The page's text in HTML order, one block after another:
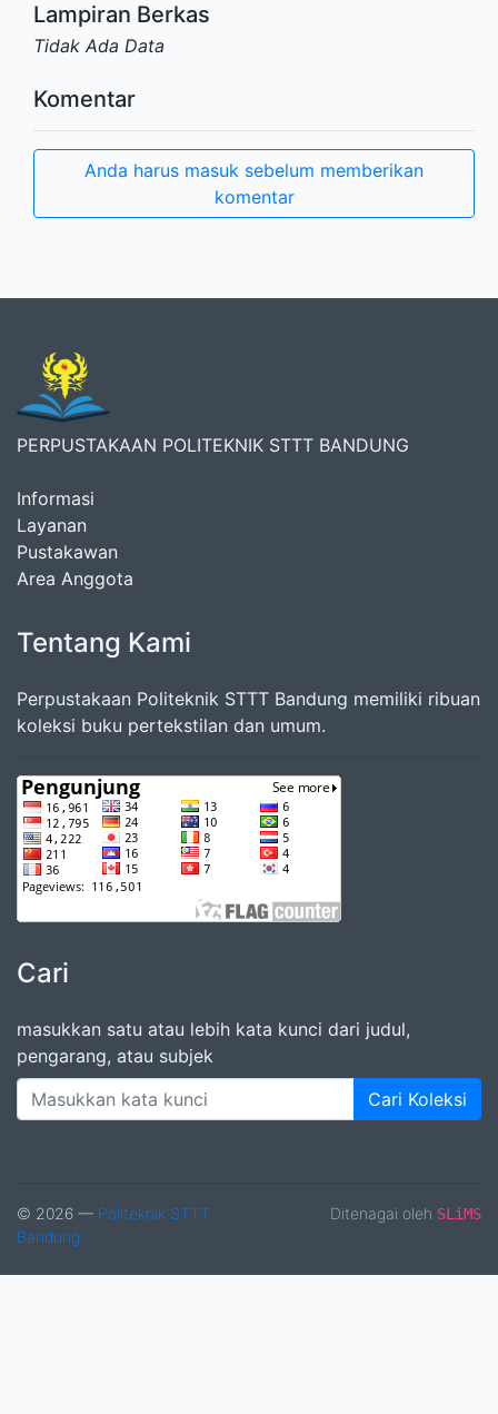
Lampiran Berkas
Tidak Ada Data
Komentar
Anda harus masuk sebelum memberikan
komentar
PERPUSTAKAAN POLITEKNIK STTT BANDUNG
Informasi
Layanan
Pustakawan
Area Anggota
Tentang Kami
Perpustakaan Politeknik STTT Bandung memiliki ribuan
koleksi buku pertekstilan dan umum.
Cari
masukkan satu atau lebih kata kunci dari judul,
pengarang, atau subjek
Cari Koleksi
© 2026 — Politeknik STTT
Bandung
Ditenagai oleh SLiMS